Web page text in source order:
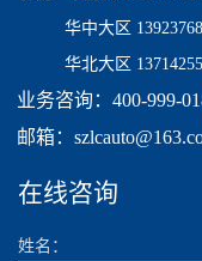
华中大区
华北大区
业务咨询：400-999-
邮箱：
在线咨询
姓名：